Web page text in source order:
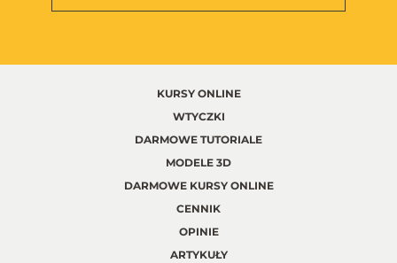
KURSY ONLINE
WTYCZKI
DARMOWE TUTORIALE
MODELE 3D
DARMOWE KURSY ONLINE
CENNIK
OPINIE
ARTYKUŁY